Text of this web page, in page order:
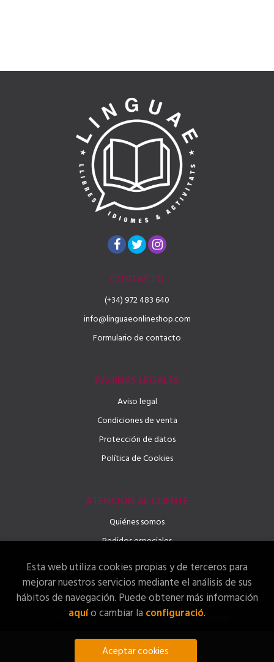
CONTACTO
(+34) 972 483 640
info@linguaeonlineshop.com
Formulario de contacto
PÁGINAS LEGALES
Aviso legal
Condiciones de venta
Protección de datos
Política de Cookies
ATENCIÓN AL CLIENTE
Quiénes somos
Pedidos especiales
2026 ©Llibreria LINGUAE – Llibres, Idiomes i Activitats.
Todos los Derechos Reservados |Grupo Trevenque
Esta web utiliza cookies propias y de terceros para
mejorar nuestros servicios mediante el análisis de sus
hábitos de navegación. Puede obtener más información
aquío cambiar la configuració.
Aceptar cookies